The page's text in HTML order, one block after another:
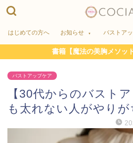
はじめての方へ お知らせ バストア
書籍【魔法の美胸メソッ
バストアップケア
【30代からのバスト
も太れない人がやり